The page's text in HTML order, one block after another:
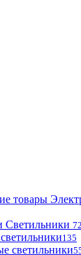
Светильники
135
светильники